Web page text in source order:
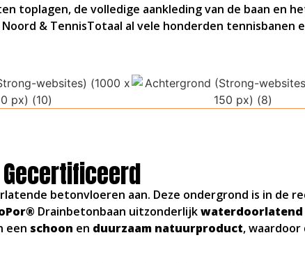
toplagen, de volledige aankleding van de baan en
& TennisTotaal al vele honderden
betonvloeren aan. Deze ondergrond is in de
Drainbetonbaan uitzonderlijkwaterdoorlatend
een schoon en duurzaam natuurproduct, waardoor